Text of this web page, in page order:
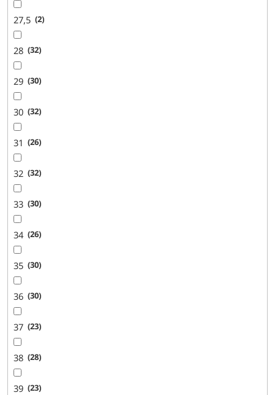
27,5 2
28 32
29 30
30 32
31 26
32 32
33 30
34 26
35 30
36 30
37 23
38 28
39 23